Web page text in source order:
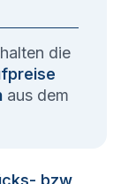
die
aus dem
bzw